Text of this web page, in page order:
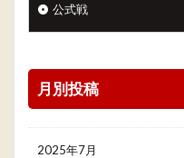
公式戦
月別投稿
2025年7月